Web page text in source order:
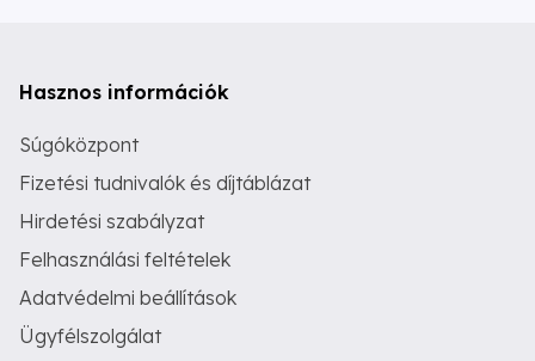
Hasznos információk
Súgóközpont
Fizetési tudnivalók és díjtáblázat
Hirdetési szabályzat
Felhasználási feltételek
Adatvédelmi beállítások
Ügyfélszolgálat